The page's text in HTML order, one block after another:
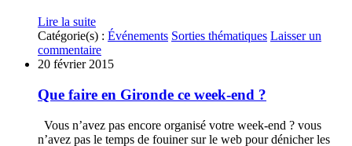
Lire la suite
Catégorie(s) : Événements Sorties thématiques Laisser un
commentaire
20 février 2015
Que faire en Gironde ce week-end ?
Vous n’avez pas encore organisé votre week-end ? vous
n’avez pas le temps de fouiner sur le web pour dénicher les